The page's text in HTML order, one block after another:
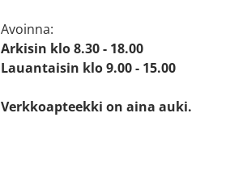
Avoinna:
Arkisin klo 8.30 - 18.00
Lauantaisin klo 9.00 - 15.00
Verkkoapteekki on aina auki.